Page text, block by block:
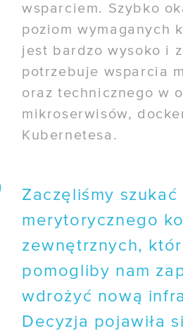
wsparciem. Szybko
poziom wymaganych
jest bardzo wysoko i
potrzebuje wsparcia
oraz technicznego w
mikroserwisów,
Kubernetesa.
Zaczęliśmy szukać
merytorycznego
zewnętrznych,
pomogliby nam
wdrożyć nową
Decyzja pojawiła